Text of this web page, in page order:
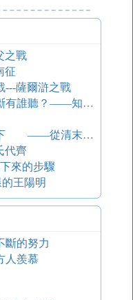
之戰
征
---薩爾滸之戰
欲將心事付瑤琴。知音少，弦斷有誰聽？——知音向誰覓？
清末憲政改革的形而上與形而下 ——從清末地方自治運動談起
代齊
來的步驟
王陽明
斷的努力
人羨慕